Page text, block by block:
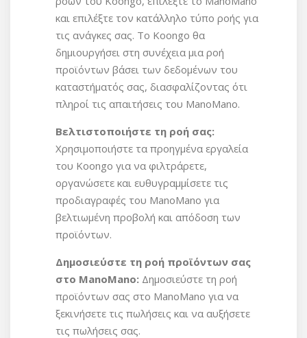
και επιλέξτε τον κατάλληλο τύπο ροής για
τις ανάγκες σας. Το Koongo θα
δημιουργήσει στη συνέχεια μια ροή
προϊόντων βάσει των δεδομένων του
καταστήματός σας, διασφαλίζοντας ότι
πληροί τις απαιτήσεις του ManoMano.
Βελτιστοποιήστε τη ροή σας:
Χρησιμοποιήστε τα προηγμένα εργαλεία
του Koongo για να φιλτράρετε,
οργανώσετε και ευθυγραμμίσετε τις
προδιαγραφές του ManoMano για
βελτιωμένη προβολή και απόδοση των
προϊόντων.
Δημοσιεύστε τη ροή προϊόντων σας
στο ManoMano: Δημοσιεύστε τη ροή
προϊόντων σας στο ManoMano για να
ξεκινήσετε τις πωλήσεις και να αυξήσετε
τις πωλήσεις σας.